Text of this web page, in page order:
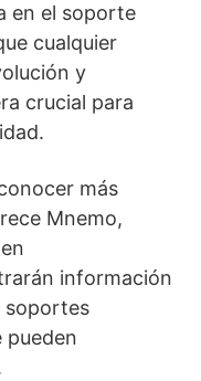
en el soporte
cualquier
y
crucial para
más
Mnemo,
información
soportes
pueden